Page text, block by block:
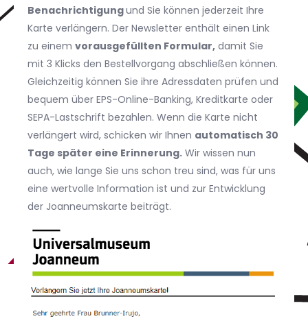
Benachrichtigungund Sie können jederzeit Ihre
Karte verlängern. Der Newsletter enthält einen Link
zu einem vorausgefüllten Formular, damit Sie
mit 3 Klicks den Bestellvorgang abschließen können.
Gleichzeitig können Sie ihre Adressdaten prüfen und
bequem über EPS-Online-Banking, Kreditkarte oder
SEPA-Lastschrift bezahlen. Wenn die Karte nicht
verlängert wird, schicken wir Ihnen automatisch 30
Tage später eine Erinnerung. Wir wissen nun
auch, wie lange Sie uns schon treu sind, was für uns
eine wertvolle Information ist und zur Entwicklung
der Joanneumskarte beiträgt.